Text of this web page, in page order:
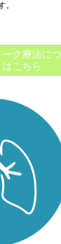
。
ク療法につ
はこちら